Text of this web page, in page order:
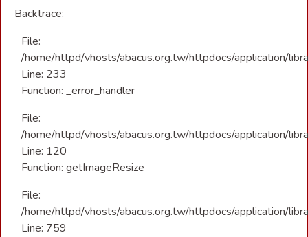
Backtrace:
File:
/home/httpd/vhosts/abacus.org.tw/httpdocs/application/
Line: 233
Function: _error_handler
File:
/home/httpd/vhosts/abacus.org.tw/httpdocs/application/
Line: 120
Function: getImageResize
File:
/home/httpd/vhosts/abacus.org.tw/httpdocs/application/
Line: 759